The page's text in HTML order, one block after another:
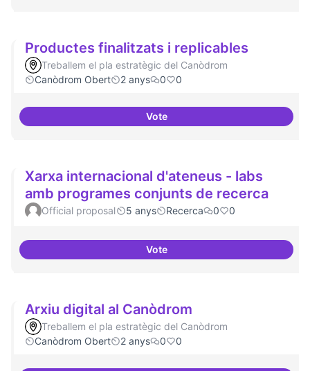
Productes finalitzats i replicables
Treballem el pla estratègic del Canòdrom
Canòdrom Obert
2 anys 0 0
VoteProductes finalitzats i
Xarxa internacional d'ateneus - labs
amb programes conjunts de recerca
Official proposal 5 anys Recerca 0 0
VoteXarxa internacional d'ateneus -
Arxiu digital al Canòdrom
Treballem el pla estratègic del Canòdrom
Canòdrom Obert
2 anys 0 0